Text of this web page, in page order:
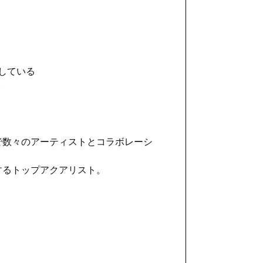
ている
々のアーティストとコラボレーシ
トップアクアリスト。